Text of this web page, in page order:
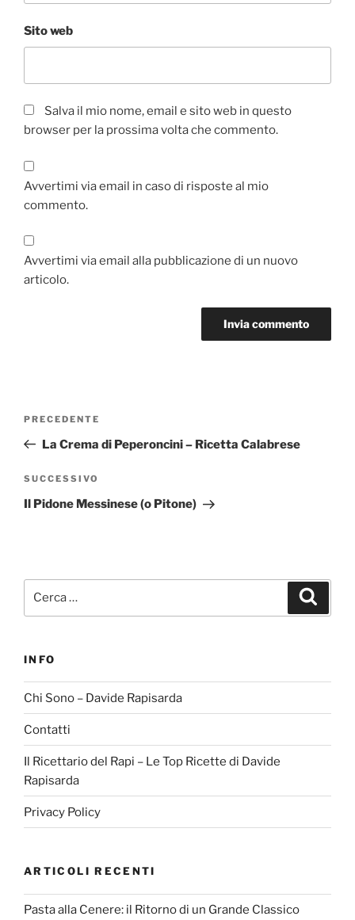
Sito web
Salva il mio nome, email e sito web in questo
browser per la prossima volta che commento.
Avvertimi via email in caso di risposte al mio
commento.
Avvertimi via email alla pubblicazione di un nuovo
articolo.
Articolo
precedente:
PRECEDENTE
La Crema di Peperoncini – Ricetta Calabrese
Articolo
successivo
SUCCESSIVO
Il Pidone Messinese (o Pitone)
INFO
Chi Sono – Davide Rapisarda
Contatti
Il Ricettario del Rapi – Le Top Ricette di Davide
Rapisarda
Privacy Policy
ARTICOLI RECENTI
Pasta alla Cenere: il Ritorno di un Grande Classico